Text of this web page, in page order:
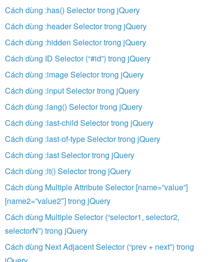
Cách dùng :has() Selector trong jQuery
Cách dùng :header Selector trong jQuery
Cách dùng :hidden Selector trong jQuery
Cách dùng ID Selector (“#id”) trong jQuery
Cách dùng :image Selector trong jQuery
Cách dùng :input Selector trong jQuery
Cách dùng :lang() Selector trong jQuery
Cách dùng :last-child Selector trong jQuery
Cách dùng :last-of-type Selector trong jQuery
Cách dùng :last Selector trong jQuery
Cách dùng :lt() Selector trong jQuery
Cách dùng Multiple Attribute Selector [name=”value”]
[name2=”value2″] trong jQuery
Cách dùng Multiple Selector (“selector1, selector2,
selectorN”) trong jQuery
Cách dùng Next Adjacent Selector (“prev + next”) trong